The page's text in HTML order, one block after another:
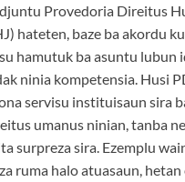
Provedoria Direitus
hateten, baze ba akordu
hamutuk ba asuntu lubun
ninia kompetensia. Husi
servisu instituisaun sira
umanus ninian, tanba
surpreza sira. Ezemplu
ruma halo atuasaun,